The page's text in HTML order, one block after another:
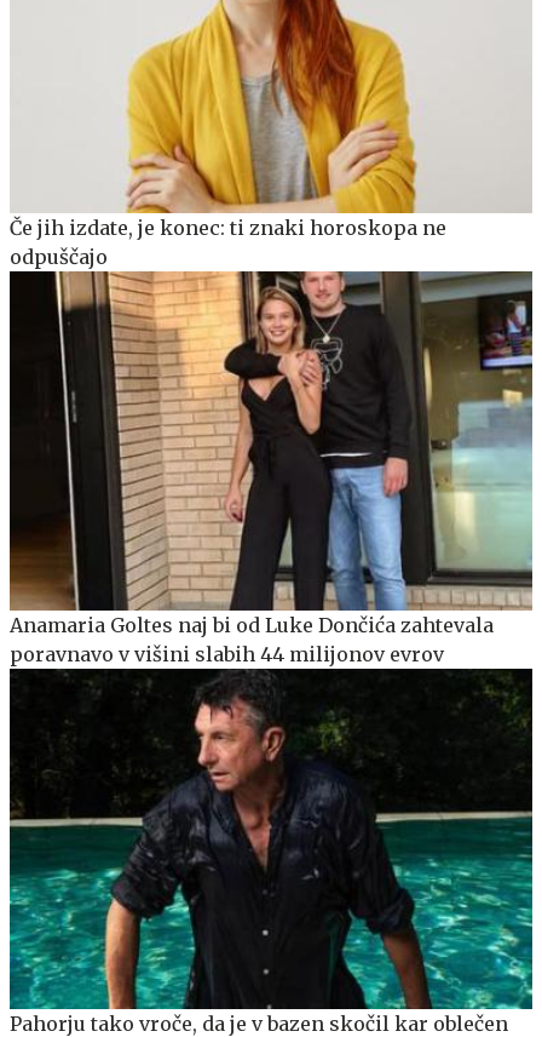
Če jih izdate, je konec: ti znaki horoskopa ne
odpuščajo
Anamaria Goltes naj bi od Luke Dončića zahtevala
poravnavo v višini slabih 44 milijonov evrov
Pahorju tako vroče, da je v bazen skočil kar oblečen